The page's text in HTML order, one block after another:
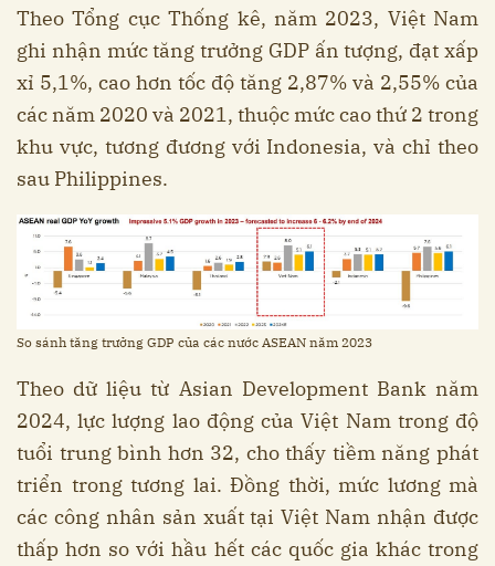
Theo Tổng cục Thống kê, năm 2023, Việt Nam
ghi nhận mức tăng trưởng GDP ấn tượng, đạt xấp
xỉ 5,1%, cao hơn tốc độ tăng 2,87% và 2,55% của
các năm 2020 và 2021, thuộc mức cao thứ 2 trong
khu vực, tương đương với Indonesia, và chỉ theo
sau Philippines.
So sánh tăng trưởng GDP của các nước ASEAN năm 2023
Theo dữ liệu từ Asian Development Bank năm
2024, lực lượng lao động của Việt Nam trong độ
tuổi trung bình hơn 32, cho thấy tiềm năng phát
triển trong tương lai. Đồng thời, mức lương mà
các công nhân sản xuất tại Việt Nam nhận được
thấp hơn so với hầu hết các quốc gia khác trong